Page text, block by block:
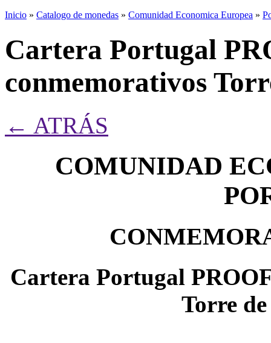
Inicio » Catalogo de monedas » Comunidad Economica Europea »
Cartera Portugal
conmemorativos
← ATRÁS
COMUNIDAD
Cartera Portugal
Torre